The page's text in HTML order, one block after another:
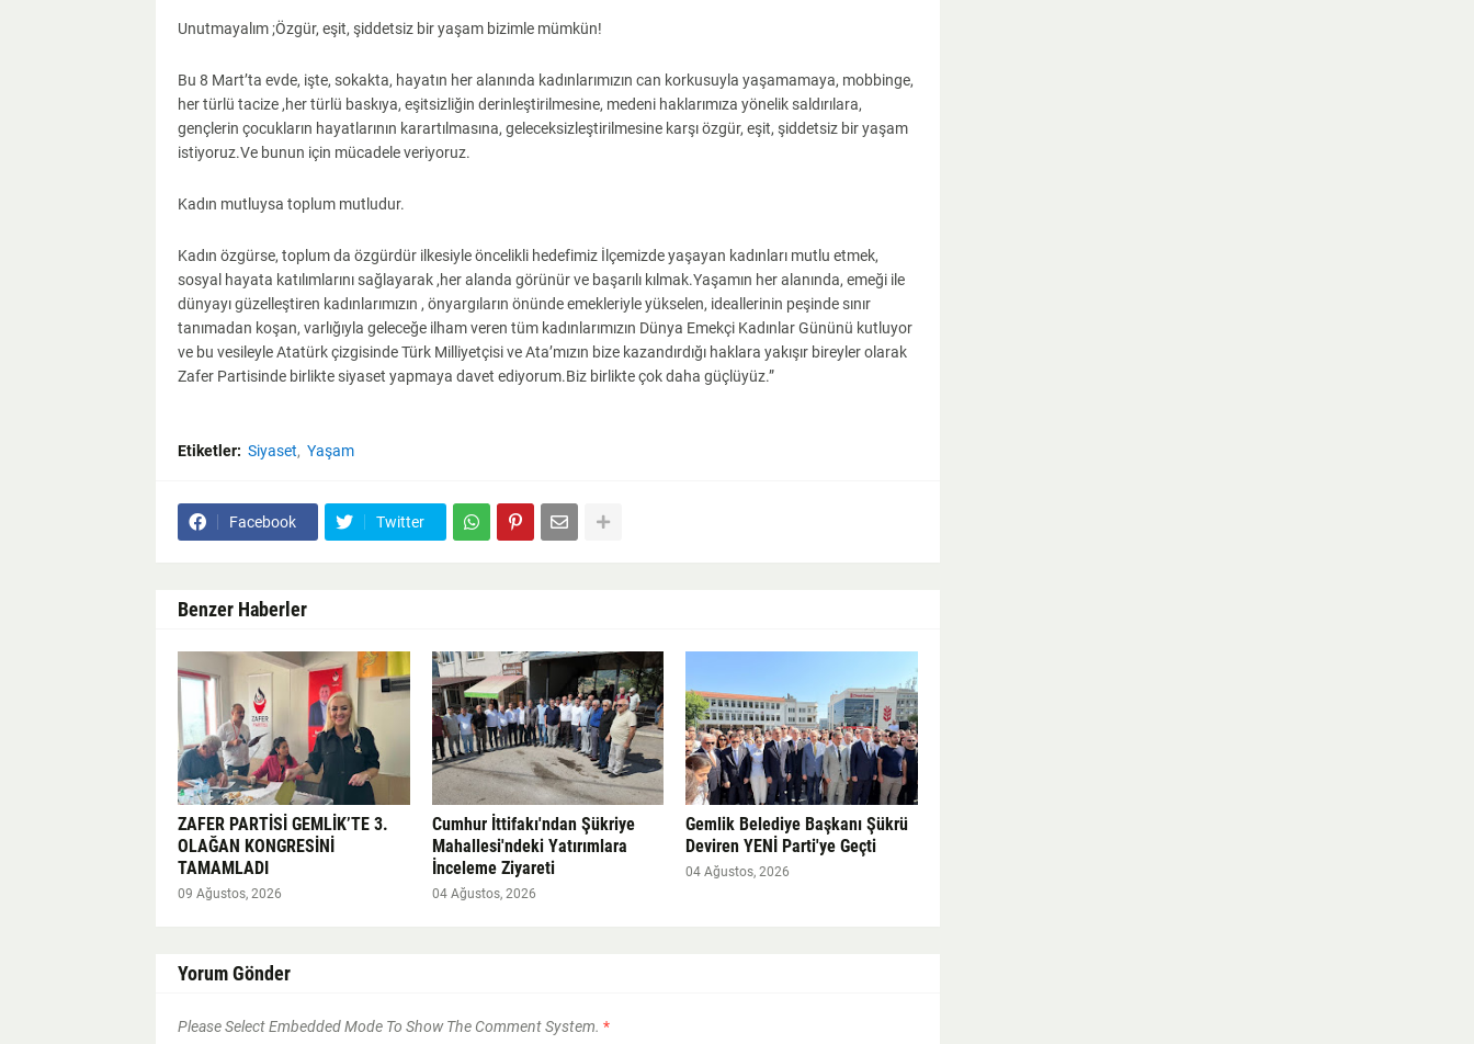
Unutmayalım ;Özgür, eşit, şiddetsiz bir yaşam bizimle mümkün!
Bu 8 Mart’ta evde, işte, sokakta, hayatın her alanında kadınlarımızın can korkusuyla yaşamamaya, mobbinge,
her türlü tacize ,her türlü baskıya, eşitsizliğin derinleştirilmesine, medeni haklarımıza yönelik saldırılara,
gençlerin çocukların hayatlarının karartılmasına, geleceksizleştirilmesine karşı özgür, eşit, şiddetsiz bir yaşam
istiyoruz.Ve bunun için mücadele veriyoruz.
Kadın mutluysa toplum mutludur.
Kadın özgürse, toplum da özgürdür ilkesiyle öncelikli hedefimiz İlçemizde yaşayan kadınları mutlu etmek,
sosyal hayata katılımlarını sağlayarak ,her alanda görünür ve başarılı kılmak.Yaşamın her alanında, emeği ile
dünyayı güzelleştiren kadınlarımızın , önyargıların önünde emekleriyle yükselen, ideallerinin peşinde sınır
tanımadan koşan, varlığıyla geleceğe ilham veren tüm kadınlarımızın Dünya Emekçi Kadınlar Gününü kutluyor
ve bu vesileyle Atatürk çizgisinde Türk Milliyetçisi ve Ata’mızın bize kazandırdığı haklara yakışır bireyler olarak
Zafer Partisinde birlikte siyaset yapmaya davet ediyorum.Biz birlikte çok daha güçlüyüz.”
Etiketler: Siyaset Yaşam
Facebook Twitter
Benzer Haberler
ZAFER PARTİSİ GEMLİK’TE 3.
OLAĞAN KONGRESİNİ
TAMAMLADI
09 Ağustos, 2026
Cumhur İttifakı'ndan Şükriye
Mahallesi'ndeki Yatırımlara
İnceleme Ziyareti
04 Ağustos, 2026
Gemlik Belediye Başkanı Şükrü
Deviren YENİ Parti'ye Geçti
04 Ağustos, 2026
Yorum Gönder
Please Select Embedded Mode To Show The Comment System. *